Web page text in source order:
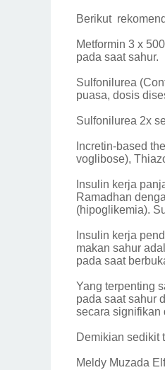
Berikut
Metformin 3 x
pada saat sahur.
Sulfonilurea
puasa, dosis
Sulfonilurea 2x
Incretin-based
voglibose),
Insulin kerja
Ramadhan
(hipoglikemia).
Insulin kerja
makan sahur
pada saat
Yang terpenting
pada saat sahur
secara signifikan
Demikian sedikit
Meldy Muzada